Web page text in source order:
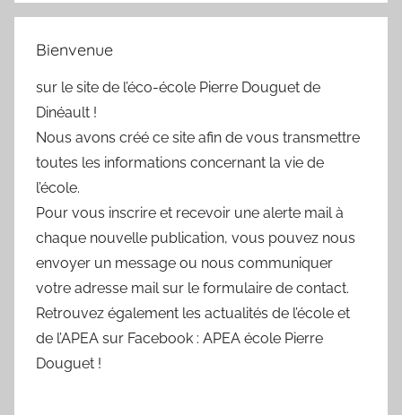
Bienvenue
sur le site de l’éco-école Pierre Douguet de
Dinéault !
Nous avons créé ce site afin de vous transmettre
toutes les informations concernant la vie de
l’école.
Pour vous inscrire et recevoir une alerte mail à
chaque nouvelle publication, vous pouvez nous
envoyer un message ou nous communiquer
votre adresse mail sur le formulaire de contact.
Retrouvez également les actualités de l’école et
de l’APEA sur Facebook : APEA école Pierre
Douguet !